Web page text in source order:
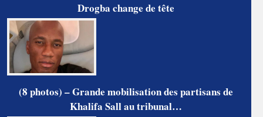
Drogba change de tête
(8 photos) – Grande mobilisation des partisans de
Khalifa Sall au tribunal…